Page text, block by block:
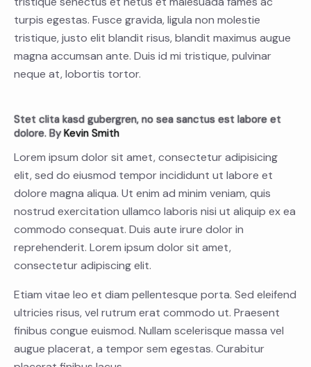
turpis egestas. Fusce gravida, ligula non molestie
tristique, justo elit blandit risus, blandit maximus augue
magna accumsan ante. Duis id mi tristique, pulvinar
neque at, lobortis tortor.
Stet clita kasd gubergren, no sea sanctus est labore et
dolore. ByKevin Smith
Lorem ipsum dolor sit amet, consectetur adipisicing
elit, sed do eiusmod tempor incididunt ut labore et
dolore magna aliqua. Ut enim ad minim veniam, quis
nostrud exercitation ullamco laboris nisi ut aliquip ex ea
commodo consequat. Duis aute irure dolor in
reprehenderit. Lorem ipsum dolor sit amet,
consectetur adipiscing elit.
Etiam vitae leo et diam pellentesque porta. Sed eleifend
ultricies risus, vel rutrum erat commodo ut. Praesent
finibus congue euismod. Nullam scelerisque massa vel
augue placerat, a tempor sem egestas. Curabitur